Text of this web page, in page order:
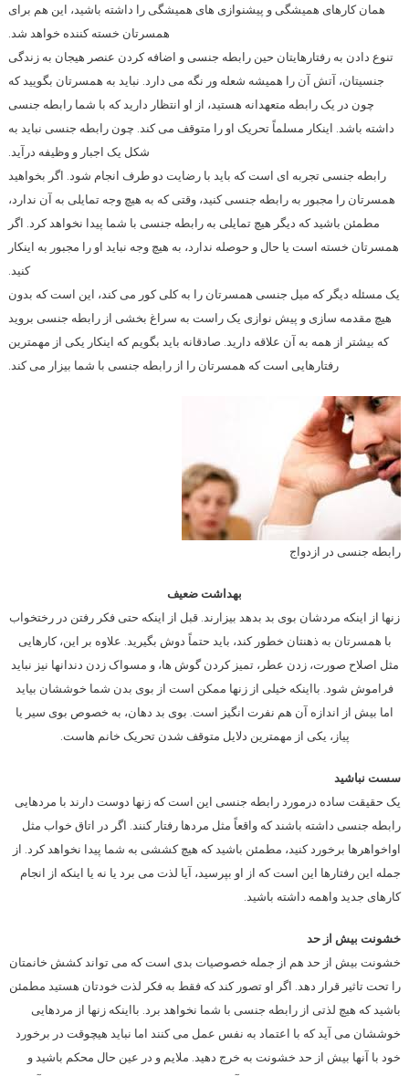
همان کارهای همیشگی و پیشنوازی های همیشگی را داشته باشید، این هم برای
همسرتان خسته کننده خواهد شد.
تنوع دادن به رفتارهایتان حین رابطه جنسی و اضافه کردن عنصر هیجان به زندگی
جنسیتان، آتش آن را همیشه شعله ور نگه می دارد. نباید به همسرتان بگویید که
چون در یک رابطه متعهدانه هستید، از او انتظار دارید که با شما رابطه جنسی
داشته باشد. اینکار مسلماً تحریک او را متوقف می کند. چون رابطه جنسی نباید به
شکل یک اجبار و وظیفه درآید.
رابطه جنسی تجربه ای است که باید با رضایت دو طرف انجام شود. اگر بخواهید
همسرتان را مجبور به رابطه جنسی کنید، وقتی که به هیچ وجه تمایلی به آن ندارد،
مطمئن باشید که دیگر هیچ تمایلی به رابطه جنسی با شما پیدا نخواهد کرد. اگر
همسرتان خسته است یا حال و حوصله ندارد، به هیچ وجه نباید او را مجبور به اینکار
کنید.
یک مسئله دیگر که میل جنسی همسرتان را به کلی کور می کند، این است که بدون
هیچ مقدمه سازی و پیش نوازی یک راست به سراغ بخشی از رابطه جنسی بروید
که بیشتر از همه به آن علاقه دارید. صادقانه باید بگویم که اینکار یکی از مهمترین
رفتارهایی است که همسرتان را از رابطه جنسی با شما بیزار می کند.
رابطه جنسی در ازدواج
بهداشت ضعیف
زنها از اینکه مردشان بوی بد بدهد بیزارند. قبل از اینکه حتی فکر رفتن در رختخواب
با همسرتان به ذهنتان خطور کند، باید حتماً دوش بگیرید. علاوه بر این، کارهایی
مثل اصلاح صورت، زدن عطر، تمیز کردن گوش ها، و مسواک زدن دندانها نیز نباید
فراموش شود. بااینکه خیلی از زنها ممکن است از بوی بدن شما خوششان بیاید
اما بیش از اندازه آن هم نفرت انگیز است. بوی بد دهان، به خصوص بوی سیر یا
پیاز، یکی از مهمترین دلایل متوقف شدن تحریک خانم هاست.
سست نباشید
یک حقیقت ساده درمورد رابطه جنسی این است که زنها دوست دارند با مردهایی
رابطه جنسی داشته باشند که واقعاً مثل مردها رفتار کنند. اگر در اتاق خواب مثل
اواخواهرها برخورد کنید، مطمئن باشید که هیچ کششی به شما پیدا نخواهد کرد. از
جمله این رفتارها این است که از او بپرسید، آیا لذت می برد یا نه یا اینکه از انجام
کارهای جدید واهمه داشته باشید.
خشونت بیش از حد
خشونت بیش از حد هم از جمله خصوصیات بدی است که می تواند کشش خانمتان
را تحت تاثیر قرار دهد. اگر او تصور کند که فقط به فکر لذت خودتان هستید مطمئن
باشید که هیچ لذتی از رابطه جنسی با شما نخواهد برد. بااینکه زنها از مردهایی
خوششان می آید که با اعتماد به نفس عمل می کنند اما نباید هیچوقت در برخورد
خود با آنها بیش از حد خشونت به خرج دهید. ملایم و در عین حال محکم باشید و